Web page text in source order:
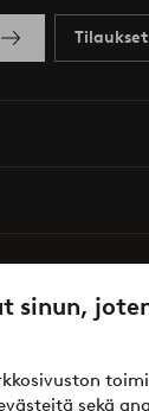
sinun,
sekä
Tilaukset